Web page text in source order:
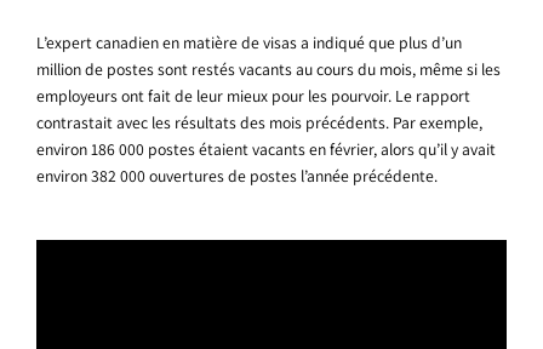
L’expert canadien en matière de visas a indiqué que plus d’un
million de postes sont restés vacants au cours du mois, même si les
employeurs ont fait de leur mieux pour les pourvoir. Le rapport
contrastait avec les résultats des mois précédents. Par exemple,
environ 186 000 postes étaient vacants en février, alors qu’il y avait
environ 382 000 ouvertures de postes l’année précédente.